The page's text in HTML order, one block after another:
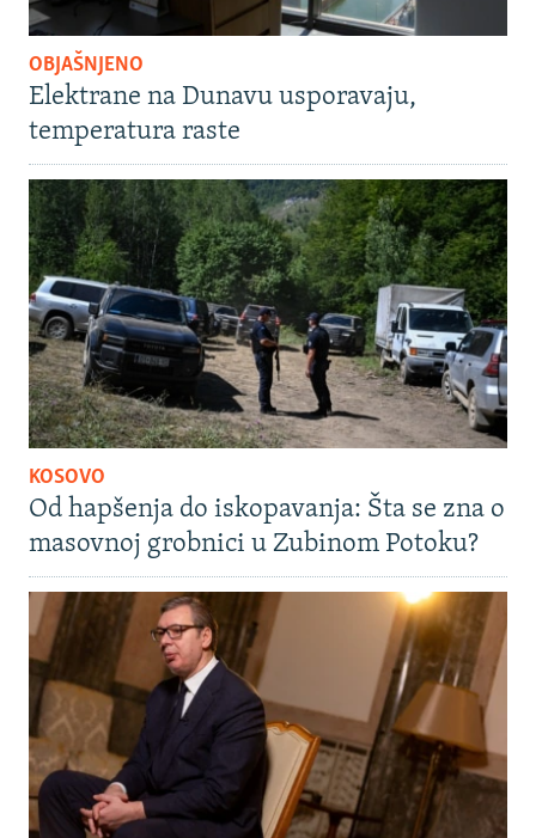
OBJAŠNJENO
Elektrane na Dunavu usporavaju,
temperatura raste
KOSOVO
Od hapšenja do iskopavanja: Šta se zna o
masovnoj grobnici u Zubinom Potoku?